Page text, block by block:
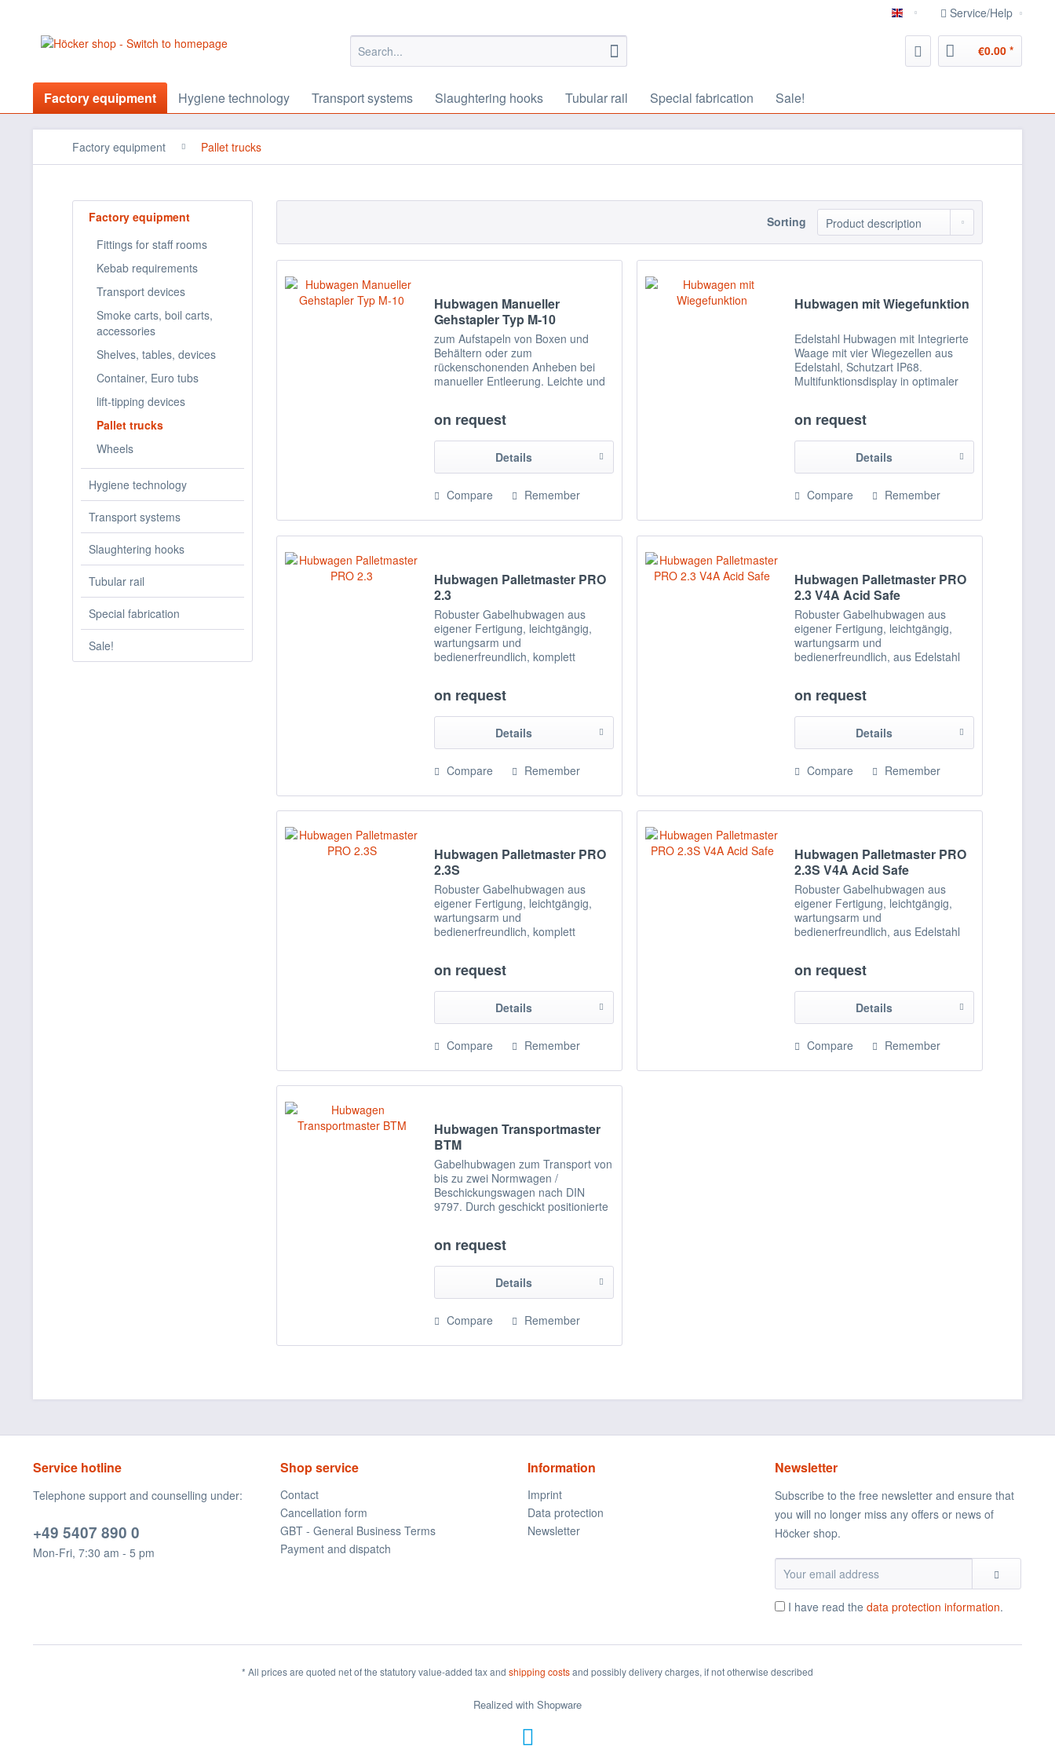
english Service/Help
€0.00 *
Factory equipment Hygiene technology Transport systems Slaughtering hooks Tubular rail Special fabrication Sale!
Factory equipment Pallet trucks
Factory equipment
Fittings for staff rooms
Kebab requirements
Transport devices
Smoke carts, boil carts,
accessories
Shelves, tables, devices
Container, Euro tubs
lift-tipping devices
Pallet trucks
Wheels
Hygiene technology
Transport systems
Slaughtering hooks
Tubular rail
Special fabrication
Sale!
Sorting
Hubwagen Manueller
Gehstapler Typ M-10
zum Aufstapeln von Boxen und
Behältern oder zum
rückenschonenden Anheben bei
manueller Entleerung. Leichte und
Arbeiten zu minimieren und zu
erleichtern und den erforderlichen...
on request
Details
Compare Remember
Hubwagen mit Wiegefunktion
Edelstahl Hubwagen mit Integrierte
Waage mit vier Wiegezellen aus
Edelstahl, Schutzart IP68.
Multifunktionsdisplay in optimaler
beeinträchtigt werden.
Tastenfunktionen: Nullstellen,...
on request
Details
Compare Remember
Hubwagen Palletmaster PRO
2.3
Robuster Gabelhubwagen aus
eigener Fertigung, leichtgängig,
wartungsarm und
bedienerfreundlich, komplett
beweglichen, rotierenden
Verbindungen mit
selbstschmierenden...
on request
Details
Compare Remember
Hubwagen Palletmaster PRO
2.3 V4A Acid Safe
Robuster Gabelhubwagen aus
eigener Fertigung, leichtgängig,
wartungsarm und
bedienerfreundlich, aus Edelstahl
gefrierhaustauglich bis -20°C. Alle
beweglichen, rotierenden
Verbindungen mit...
on request
Details
Compare Remember
Hubwagen Palletmaster PRO
2.3S
Robuster Gabelhubwagen aus
eigener Fertigung, leichtgängig,
wartungsarm und
bedienerfreundlich, komplett
beweglichen, rotierenden
Verbindungen mit
selbstschmierenden...
on request
Details
Compare Remember
Hubwagen Palletmaster PRO
2.3S V4A Acid Safe
Robuster Gabelhubwagen aus
eigener Fertigung, leichtgängig,
wartungsarm und
bedienerfreundlich, aus Edelstahl
gefrierhaustauglich bis -20°C. Alle
beweglichen, rotierenden
Verbindungen mit...
on request
Details
Compare Remember
Hubwagen Transportmaster
BTM
Gabelhubwagen zum Transport von
bis zu zwei Normwagen /
Beschickungswagen nach DIN
9797. Durch geschickt positionierte
sowohl nacheinander als auch
zusammen erfolgen....
on request
Details
Compare Remember
Service hotline
Telephone support and counselling under:
+49 5407 890 0
Mon-Fri, 7:30 am - 5 pm
Shop service
Contact
Cancellation form
GBT - General Business Terms
Payment and dispatch
Information
Imprint
Data protection
Newsletter
Newsletter
Subscribe to the free newsletter and ensure that
you will no longer miss any offers or news of
Höcker shop.
I have read the data protection information.
* All prices are quoted net of the statutory value-added tax and shipping costsand possibly delivery charges, if not otherwise described
Realized with Shopware